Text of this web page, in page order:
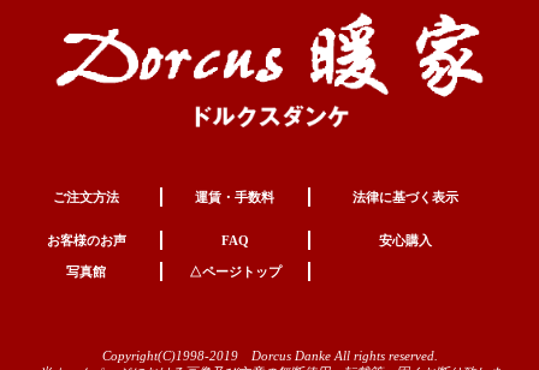
ご注文方法 運賃・手数料 法律に基づく表示
お客様のお声 FAQ 安心購入
写真館 △ページトップ
Copyright(C)1998-2019 Dorcus Danke All rights reserved.